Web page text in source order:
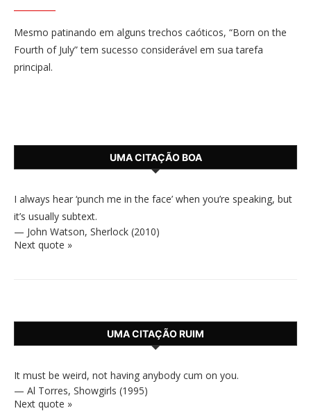
Mesmo patinando em alguns trechos caóticos, “Born on the
Fourth of July” tem sucesso considerável em sua tarefa
principal.
UMA CITAÇÃO BOA
I always hear ‘punch me in the face’ when you’re speaking, but
it’s usually subtext.
— John Watson, Sherlock (2010)
Next quote »
UMA CITAÇÃO RUIM
It must be weird, not having anybody cum on you.
— Al Torres, Showgirls (1995)
Next quote »